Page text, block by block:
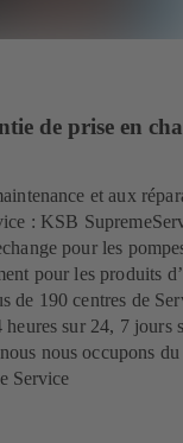
de prise en
et aux
: KSB
pour les
pour les produits
de 190 centres de
sur 24, 7 jours
nous occupons du
Service